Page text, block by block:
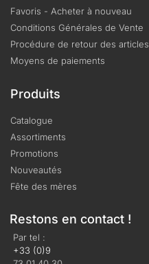
Favoris - Acheter à nouveau
Conditions Générales de Vente
Procédure de retour des articles
Moyens de paiements
Produits
Catalogue
Assortiments
Promotions
Nouveautés
Fête des mères
Restons en contact !
Par tel :
+33 (0)9